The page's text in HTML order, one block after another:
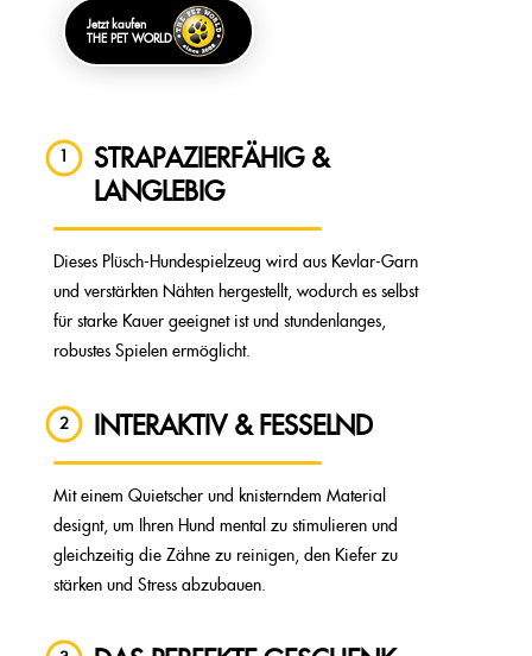
Jetzt kaufen
THE PET WORLD
1
STRAPAZIERFÄHIG &
LANGLEBIG
Dieses Plüsch-Hundespielzeug wird aus Kevlar-Garn
und verstärkten Nähten hergestellt, wodurch es selbst
für starke Kauer geeignet ist und stundenlanges,
robustes Spielen ermöglicht.
2 INTERAKTIV & FESSELND
Mit einem Quietscher und knisterndem Material
designt, um Ihren Hund mental zu stimulieren und
gleichzeitig die Zähne zu reinigen, den Kiefer zu
stärken und Stress abzubauen.